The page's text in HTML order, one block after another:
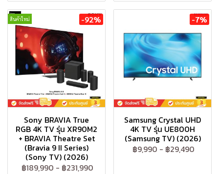
สินค้าใหม่ -92%
Sony BRAVIA True
RGB 4K TV รุ่น XR90M2
+ BRAVIA Theatre Set
(Bravia 9 II Series)
(Sony TV) (2026)
฿189,990 - ฿231,990
-7%
Samsung Crystal UHD
4K TV รุ่น UE800H
(Samsung TV) (2026)
฿9,990 - ฿29,490